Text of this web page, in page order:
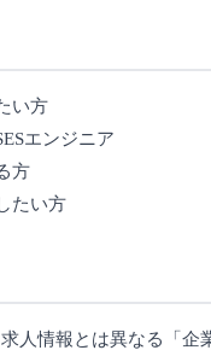
い方
エンジニア
方
たい方
人情報とは異なる「